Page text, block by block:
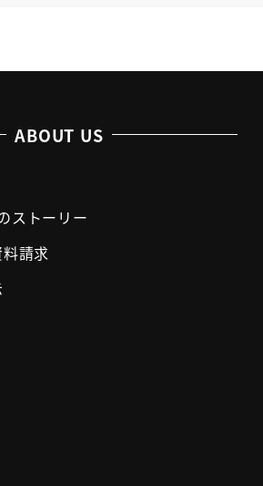
ABOUT US
ストーリー
請求